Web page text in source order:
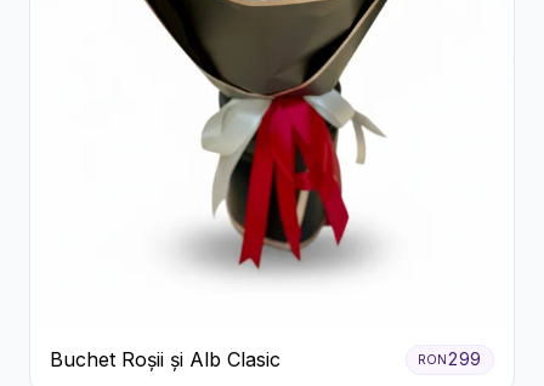
Buchet Roșii și Alb Clasic RON299